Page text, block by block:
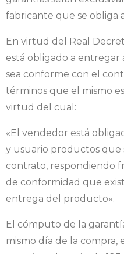
fabricante que se obliga
En virtud del Real
está obligado a
sea conforme con el
términos que el mismo
virtud del cual:
«El vendedor está
y usuario productos que
contrato, respondiendo
de conformidad que
entrega del producto».
El cómputo de la
mismo día de la